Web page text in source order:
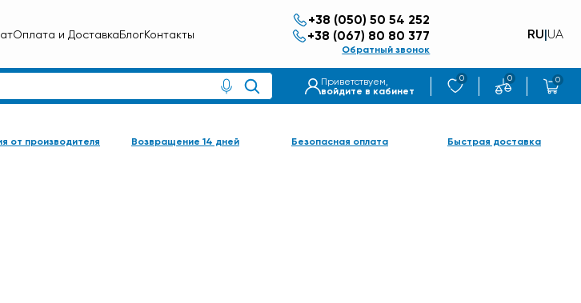
Оплата и ДоставкаБлогКонтакты
+38 (050) 50 54 252
+38 (067) 80 80 377
Обратный звонок
RU|UA
Приветствуем,
войдите в кабинет
0 0 0
от производителя Возвращение 14 дней Безопасная оплата Быстрая доставка